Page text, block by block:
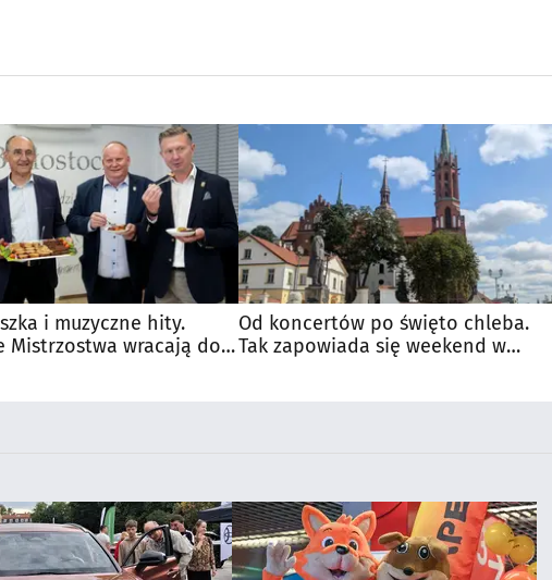
i muzyczne hity.
Mistrzostwa wracają do
Od koncertów po święto chleba.
Tak zapowiada się weekend w